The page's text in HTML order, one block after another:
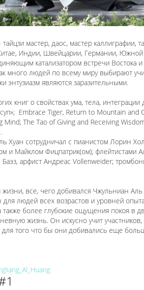
тайцзи мастер, даос, мастер
Индии, Швейцарии, Германии,
катализатором встречи Востока
много людей по всему миру выбирают
энтузиазм являются заразительными.
книг о свойствах ума, тела,
Embrace Tiger, Return to Mountain and
The Tao of Giving and Receiving
Хуан сотрудничал с пианистом Лорин
и Майклом Фицпатрик(ом);
арфист Андреас Vollenweider;
все, чего добивался Чжульниан
людей всех возрастов и уровней
также более глубокие ощущения покоя в
жизнь. Он искусно учит
того что бы они добивались еще